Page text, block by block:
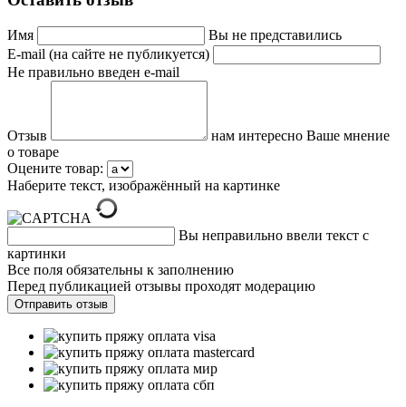
Имя
Вы не представились
E-mail (на сайте не публикуется)
Не правильно введен e-mail
Отзыв
нам интересно Ваше мнение
о товаре
Оцените товар:
Наберите текст, изображённый на картинке
Вы неправильно ввели текст с
картинки
Все поля обязательны к заполнению
Перед публикацией отзывы проходят модерацию